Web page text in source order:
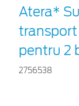
Atera*
transport
pentru 2
2756538